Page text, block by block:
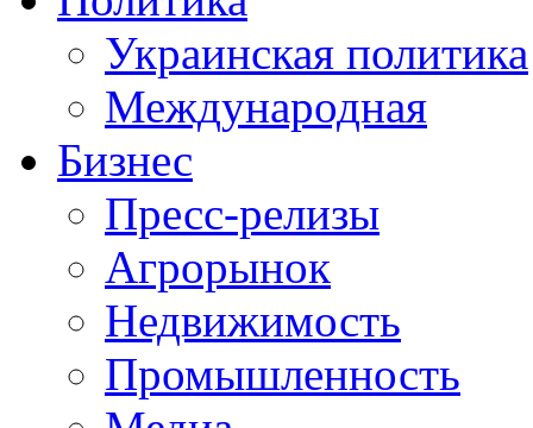
Украинская политика
Международная
Бизнес
Пресс-релизы
Агрорынок
Недвижимость
Промышленность